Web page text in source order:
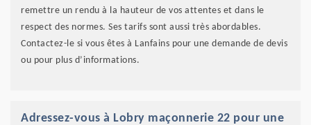
remettre un rendu à la hauteur de vos attentes et dans le
respect des normes. Ses tarifs sont aussi très abordables.
Contactez-le si vous êtes à Lanfains pour une demande de devis
ou pour plus d’informations.
Adressez-vous à Lobry maçonnerie 22 pour une